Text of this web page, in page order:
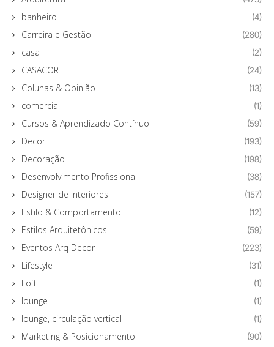
banheiro (4)
Carreira e Gestão (280)
casa (2)
CASACOR (24)
Colunas & Opinião (13)
comercial (1)
Cursos & Aprendizado Contínuo (59)
Decor (193)
Decoração (198)
Desenvolvimento Profissional (38)
Designer de Interiores (157)
Estilo & Comportamento (12)
Estilos Arquitetônicos (59)
Eventos Arq Decor (223)
Lifestyle (31)
Loft (1)
lounge (1)
lounge, circulação vertical (1)
Marketing & Posicionamento (90)